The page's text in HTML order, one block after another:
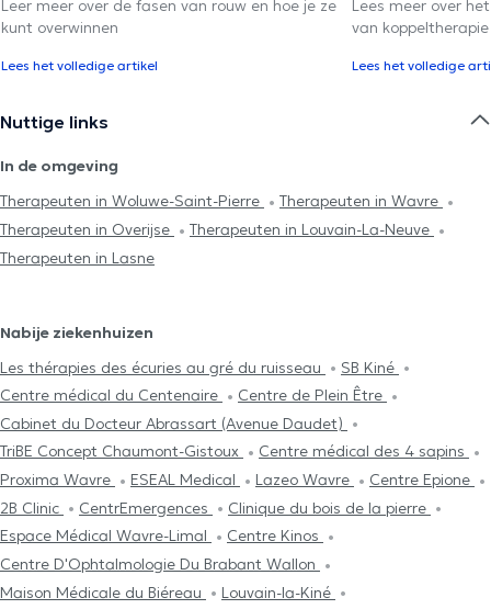
Leer meer over de fasen van rouw en hoe je ze
kunt overwinnen
Lees het volledige artikel
Lees meer over
van koppeltherapie
Lees het volledige
Nuttige links
In de omgeving
Therapeuten in Woluwe-Saint-Pierre
Therapeuten in Wavre
Therapeuten in Overijse
Therapeuten in Louvain-La-Neuve
Therapeuten in Lasne
Nabije ziekenhuizen
Les thérapies des écuries au gré du ruisseau
SB Kiné
Centre médical du Centenaire
Centre de Plein Être
Cabinet du Docteur Abrassart (Avenue Daudet)
TriBE Concept Chaumont-Gistoux
Centre médical des 4 sapins
Proxima Wavre
ESEAL Medical Lazeo Wavre
Centre Epione
2B Clinic
CentrEmergences
Clinique du bois de la pierre
Espace Médical Wavre-Limal
Centre Kinos
Centre D'Ophtalmologie Du Brabant Wallon
Maison Médicale du Biéreau
Louvain-la-Kiné